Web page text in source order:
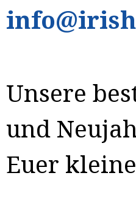
Unsere
und
Euer